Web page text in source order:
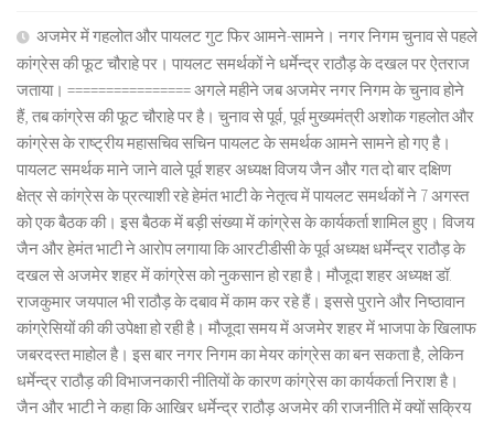
अजमेर में गहलोत और पायलट गुट फिर आमने-सामने। नगर निगम चुनाव से पहले
कांग्रेस की फूट चौराहे पर। पायलट समर्थकों ने धर्मेन्द्र राठौड़ के दखल पर ऐतराज
जताया। ================ अगले महीने जब अजमेर नगर निगम के चुनाव होने
हैं, तब कांग्रेस की फूट चौराहे पर है। चुनाव से पूर्व, पूर्व मुख्यमंत्री अशोक गहलोत और
कांग्रेस के राष्ट्रीय महासचिव सचिन पायलट के समर्थक आमने सामने हो गए है।
पायलट समर्थक माने जाने वाले पूर्व शहर अध्यक्ष विजय जैन और गत दो बार दक्षिण
क्षेत्र से कांग्रेस के प्रत्याशी रहे हेमंत भाटी के नेतृत्व में पायलट समर्थकों ने 7 अगस्त
को एक बैठक की। इस बैठक में बड़ी संख्या में कांग्रेस के कार्यकर्ता शामिल हुए। विजय
जैन और हेमंत भाटी ने आरोप लगाया कि आरटीडीसी के पूर्व अध्यक्ष धर्मेन्द्र राठौड़ के
दखल से अजमेर शहर में कांग्रेस को नुकसान हो रहा है। मौजूदा शहर अध्यक्ष डॉ.
राजकुमार जयपाल भी राठौड़ के दबाव में काम कर रहे हैं। इससे पुराने और निष्ठावान
कांग्रेसियों की की उपेक्षा हो रही है। मौजूदा समय में अजमेर शहर में भाजपा के खिलाफ
जबरदस्त माहोल है। इस बार नगर निगम का मेयर कांग्रेस का बन सकता है, लेकिन
धर्मेन्द्र राठौड़ की विभाजनकारी नीतियों के कारण कांग्रेस का कार्यकर्ता निराश है।
जैन और भाटी ने कहा कि आखिर धर्मेन्द्र राठौड़ अजमेर की राजनीति में क्यों सक्रिय